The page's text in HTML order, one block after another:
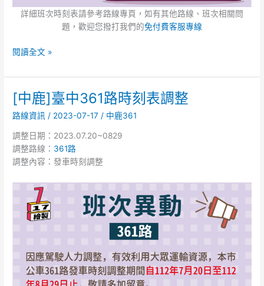
詳細班次時刻表請參考路線專頁，如有其他路線、班次相關問
題，歡迎您撥打我們的免付費客服專線
閱讀全文 »
[中鹿]臺中361路時刻表調整
路線資訊 / 2023-07-17 / 中鹿361
調整日期：2023.07.20~0829
調整路線： 361路
調整內容：發車時刻調整
[中
鹿]
臺
中
361
路